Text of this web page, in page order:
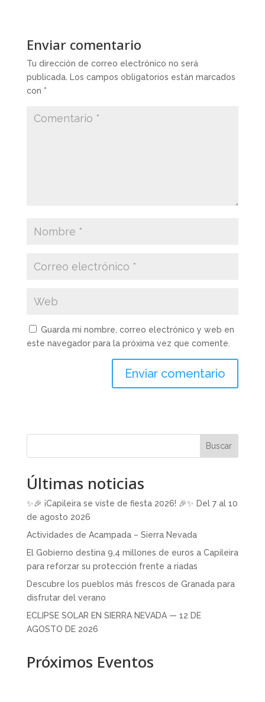
Enviar comentario
Tu dirección de correo electrónico no será
publicada. Los campos obligatorios están marcados
con *
Guarda mi nombre, correo electrónico y web en
este navegador para la próxima vez que comente.
Buscar
Últimas noticias
✨🎉 ¡Capileira se viste de fiesta 2026! 🎉✨ Del 7 al 10
de agosto 2026
Actividades de Acampada – Sierra Nevada
El Gobierno destina 9,4 millones de euros a Capileira
para reforzar su protección frente a riadas
Descubre los pueblos más frescos de Granada para
disfrutar del verano
ECLIPSE SOLAR EN SIERRA NEVADA — 12 DE
AGOSTO DE 2026
Próximos Eventos